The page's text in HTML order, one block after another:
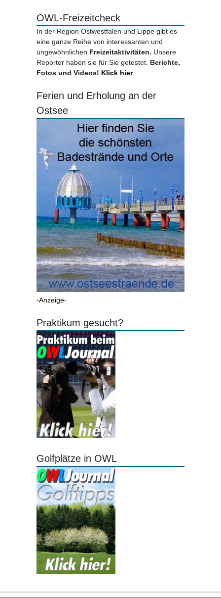
OWL-Freizeitcheck
In der Region Ostwestfalen und Lippe gibt es
eine ganze Reihe von interessanten und
ungewöhnlichen Freizeitaktivitäten. Unsere
Reporter haben sie für Sie getestet. Berichte,
Fotos und Videos! Klick hier
Ferien und Erholung an der
Ostsee
-Anzeige-
Praktikum gesucht?
Golfplätze in OWL